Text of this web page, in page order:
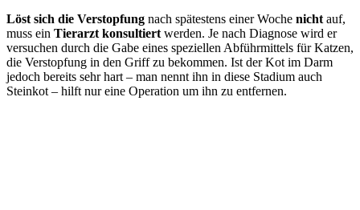
Löst sich die Verstopfung nach spätestens einer Woche nichtauf,
muss ein Tierarzt konsultiertwerden. Je nach Diagnose wird er
versuchen durch die Gabe eines speziellen Abführmittels für Katzen,
die Verstopfung in den Griff zu bekommen. Ist der Kot im Darm
jedoch bereits sehr hart – man nennt ihn in diese Stadium auch
Steinkot – hilft nur eine Operation um ihn zu entfernen.